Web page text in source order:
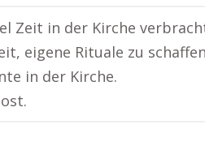
Zeit in der Kirche
eigene Rituale zu
in der Kirche.